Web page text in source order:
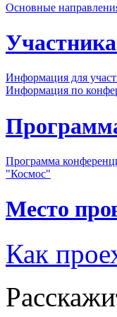
Основные
Информация для
Информация по
Программа
"Космос"
Место
Как